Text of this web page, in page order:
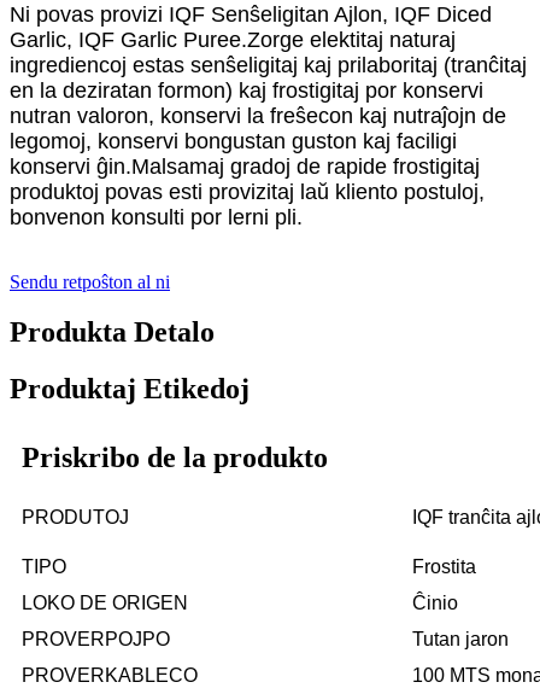
Ni povas provizi IQF Senŝeligitan Ajlon, IQF Diced
Garlic, IQF Garlic Puree.Zorge elektitaj naturaj
ingrediencoj estas senŝeligitaj kaj prilaboritaj (tranĉitaj
en la deziratan formon) kaj frostigitaj por konservi
nutran valoron, konservi la freŝecon kaj nutraĵojn de
legomoj, konservi bongustan guston kaj faciligi
konservi ĝin.Malsamaj gradoj de rapide frostigitaj
produktoj povas esti provizitaj laŭ kliento postuloj,
bonvenon konsulti por lerni pli.
Sendu retpoŝton al ni
Produkta Detalo
Produktaj Etikedoj
Priskribo de la produkto
PRODUTOJ IQF tranĉita
TIPO
Frostita
LOKO DE ORIGEN
Ĉinio
PROVERPOJPO
Tutan jaron
PROVERKABLECO
100 MTS